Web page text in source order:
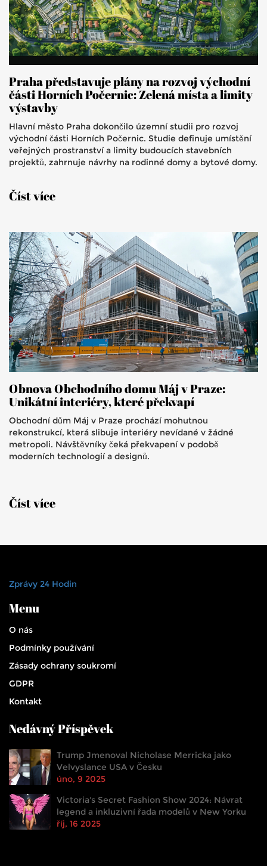
Praha představuje plány na rozvoj východní
části Horních Počernic: Zelená místa a limity
výstavby
Hlavní město Praha dokončilo územní studii pro rozvoj
východní části Horních Počernic. Studie definuje umístění
veřejných prostranství a limity budoucích stavebních
projektů, zahrnuje návrhy na rodinné domy a bytové domy.
Číst více
Obnova Obchodního domu Máj v Praze:
Unikátní interiéry, které překvapí
Obchodní dům Máj v Praze prochází mohutnou
rekonstrukcí, která slibuje interiéry nevídané v žádné
metropoli. Návštěvníky čeká překvapení v podobě
moderních technologií a designů.
Číst více
Zprávy 24 Hodin
Menu
O nás
Podmínky používání
Zásady ochrany soukromí
GDPR
Kontakt
Nedávný Příspěvek
Trump Jmenoval Nicholase Merricka jako
Velvyslance USA v Česku
úno, 9 2025
Victoria's Secret Fashion Show 2024: Návrat
legend a inkluzivní řada modelů v New Yorku
říj, 16 2025